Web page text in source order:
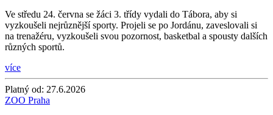
Ve středu 24. června se žáci 3. třídy vydali do Tábora, aby si
vyzkoušeli nejrůznější sporty. Projeli se po Jordánu, zaveslovali si
na trenažéru, vyzkoušeli svou pozornost, basketbal a spousty dalších
různých sportů.
více
Platný od: 27.6.2026
ZOO Praha